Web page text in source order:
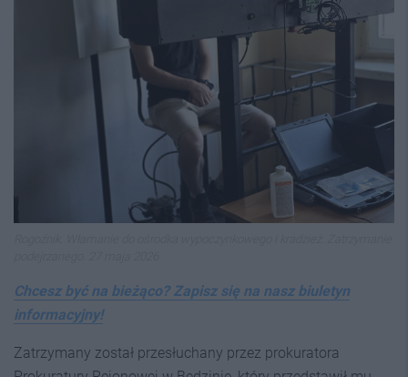
Chcesz być na bieżąco? Zapisz się na nasz biuletyn
informacyjny!
Zatrzymany został przesłuchany przez prokuratora